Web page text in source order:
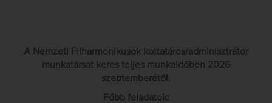
A Nemzeti Filharmonikusok kottatáros/adminisztrátor
munkatársat keres teljes munkaidőben 2026
szeptemberétől.
Főbb feladatok: